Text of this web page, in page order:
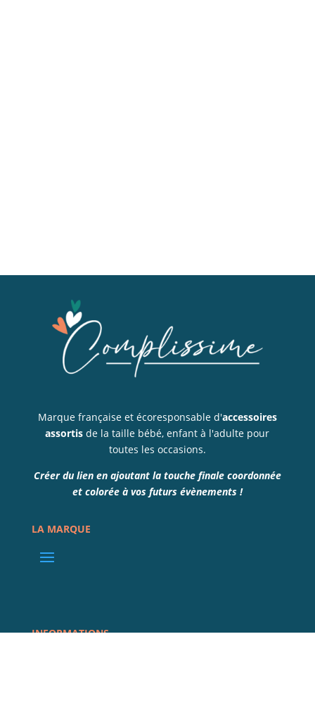
Marque française et écoresponsable d'accessoires
assortis de la taille bébé, enfant à l'adulte pour
toutes les occasions.
Créer du lien en ajoutant la touche finale coordonnée
et colorée à vos futurs évènements !
LA MARQUE
INFORMATIONS